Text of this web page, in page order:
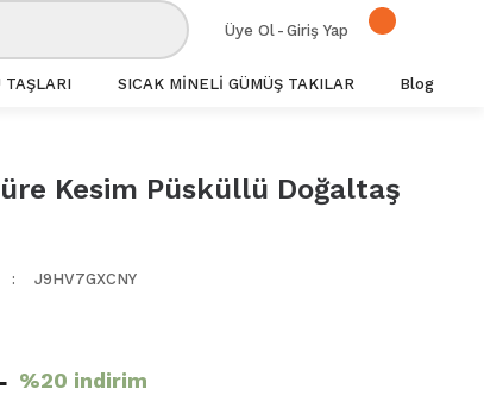
Üye Ol - Giriş Yap
TAŞLARI SICAK MİNELİ GÜMÜŞ TAKILAR Blog
Kesim Püsküllü Doğaltaş
J9HV7GXCNY
%20 indirim